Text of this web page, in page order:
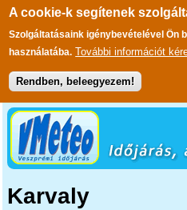
A cookie-k segítenek
Szolgáltatásaink igénybevételével Ön
használatába. További információt
Rendben, beleegyezem!
Ugrás a tartalomra
Karvaly